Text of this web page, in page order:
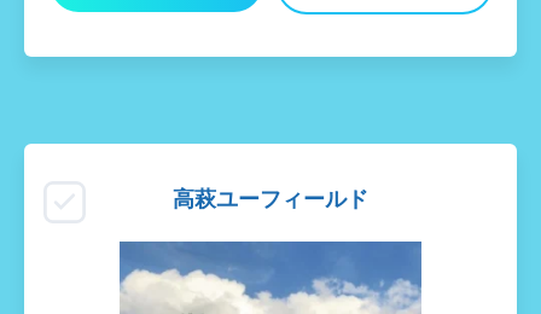
高萩ユーフィールド